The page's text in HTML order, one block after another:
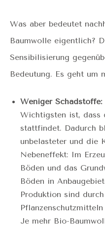
Was aber bedeutet
Baumwolle eigentlich?
Sensibilisierung
Bedeutung. Es geht um
Weniger Schadstoffe:
Wichtigsten ist, dass
stattfindet. Dadurch
unbelasteter und die
Nebeneffekt: Im
Böden und das
Böden in
Produktion sind
Je mehr Bio-